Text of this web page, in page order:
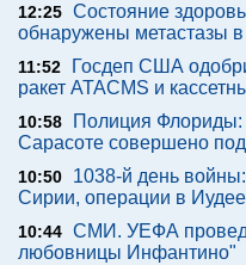
12:25 Состояние
обнаружены метастазы в
11:52
Госдеп США
ракет ATACMS и
10:58
Полиция Флориды:
Сарасоте совершено
10:50
1038-й день
Сирии, операции в
10:44 СМИ. УЕФА
любовницы Инфантино"